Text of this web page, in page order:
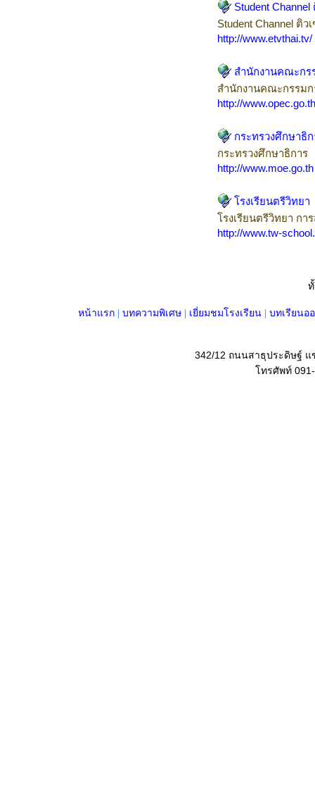
Student Channel
Student Channel ติว
http://www.etvthai.tv/
สำนักงานคณะกร
สำนักงานคณะกรรมก
http://www.opec.go.th
กระทรวงศึกษาธิก
กระทรวงศึกษาธิการ
http://www.moe.go.th
โรงเรียนตรีวิทยา
โรงเรียนตรีวิทยา กา
http://www.tw-
หน้าแรก| บทความพิเศษ| เยี่ยมชมโรงเรียน| บทเรียนอ
342/12 ถนนสาธุประดิษฐ์ แ
โทรศัพท์